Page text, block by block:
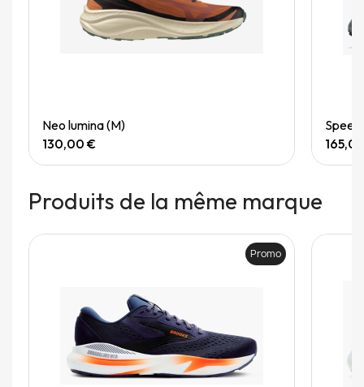
Neo lumina (M)
130,00 €
Produits de la même marque
Promo